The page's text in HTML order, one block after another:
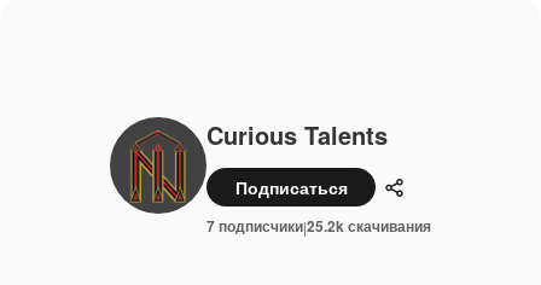
Curious Talents
Подписаться Поделиться
7 подписчики|25.2k скачивания